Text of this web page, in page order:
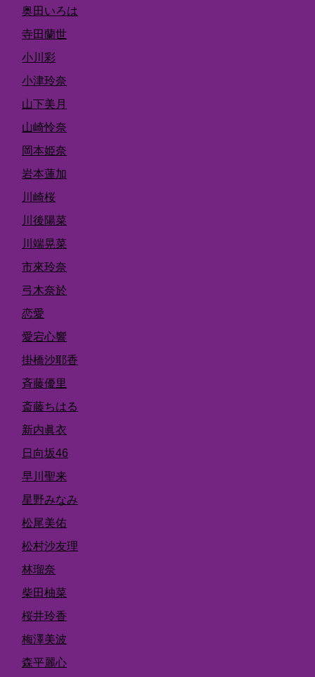
奥田いろは
寺田蘭世
小川彩
小津玲奈
山下美月
山崎怜奈
岡本姫奈
岩本蓮加
川崎桜
川後陽菜
川端晃菜
市來玲奈
弓木奈於
恋愛
愛宕心響
掛橋沙耶香
斉藤優里
斎藤ちはる
新内眞衣
日向坂46
早川聖来
星野みなみ
松尾美佑
松村沙友理
林瑠奈
柴田柚菜
桜井玲香
梅澤美波
森平麗心